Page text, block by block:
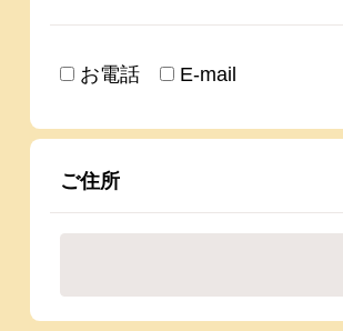
お電話 E-mail
ご住所